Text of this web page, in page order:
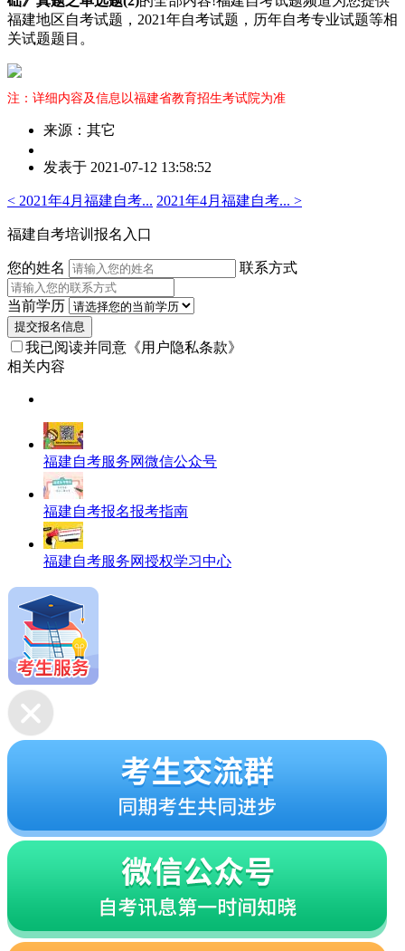
福建地区自考试题，2021年自考试题，历年自考专业试题等相
关试题题目。
注：详细内容及信息以福建省教育招生考试院为准
来源：其它
者：
老
师
发表于 2021-07-12 13:58:52
< 2021年4月福建自考... 2021年4月福建自考... >
福建自考培训报名入口
您的姓名 联系方式
当前学历
提交报名信息
我已阅读并同意 《用户隐私条款》
相关内容
福建自考服务网微信公众号
福建自考报名报考指南
福建自考服务网授权学习中心